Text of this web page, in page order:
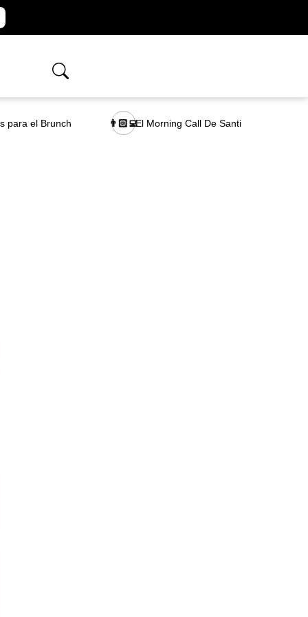
para el Brunch 👨🏻‍💻El Morning Call De Santi